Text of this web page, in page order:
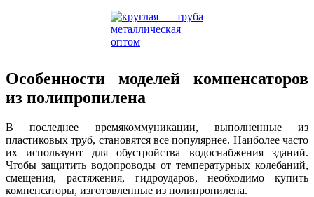
Особенности моделей компенсаторов
из полипропилена
В последнее времякоммуникации, выполненные из
пластиковых труб, становятся все популярнее. Наиболее часто
их используют для обустройства водоснабжения зданий.
Чтобы защитить водопроводы от температурных колебаний,
смещения, растяжения, гидроударов, необходимо купить
компенсаторы, изготовленные из полипропилена.